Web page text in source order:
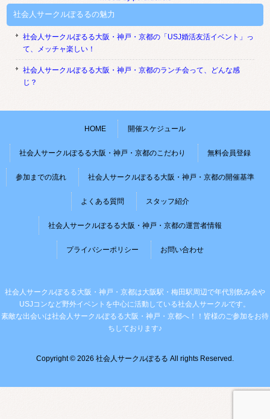
社会人サークルぽるるの魅力
社会人サークルぽるる大阪・神戸・京都の「USJ婚活友活イベント」っ
て、メッチャ楽しい！
社会人サークルぽるる大阪・神戸・京都のランチ会って、どんな感
じ？
HOME 開催スケジュール
社会人サークルぽるる大阪・神戸・京都のこだわり 無料会員登録
参加までの流れ 社会人サークルぽるる大阪・神戸・京都の開催基準
よくある質問 スタッフ紹介
社会人サークルぽるる大阪・神戸・京都の運営者情報
プライバシーポリシー お問い合わせ
社会人サークルぽるる大阪・神戸・京都は大阪駅・梅田駅周辺で年代別飲み会や
USJコンなど野外イベントを中心に活動している社会人サークルです。
素敵な出会いは社会人サークルぽるる大阪・神戸・京都へ！！皆様のご参加をお待
ちしております♪
Copyright © 2026 社会人サークルぽるる All rights Reserved.